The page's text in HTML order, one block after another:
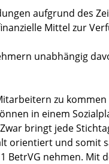
aufgrund des
Mittel zur
unabhängig
zu
in einem
bringt jede
orientiert und
BetrVG nehmen.